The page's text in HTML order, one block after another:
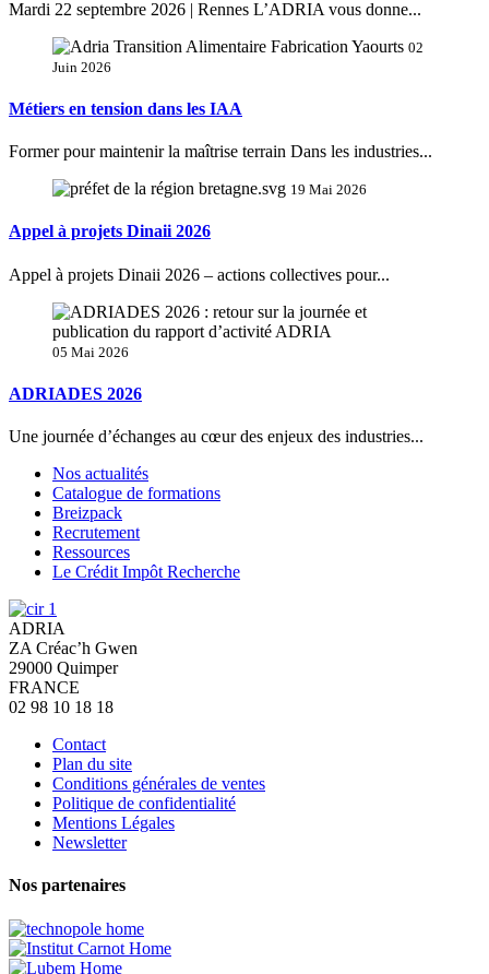
Mardi 22 septembre 2026 | Rennes L’ADRIA vous donne...
02
Juin 2026
Métiers en tension dans les IAA
Former pour maintenir la maîtrise terrain Dans les industries...
19 Mai 2026
Appel à projets Dinaii 2026
Appel à projets Dinaii 2026 – actions collectives pour...
05 Mai 2026
ADRIADES 2026
Une journée d’échanges au cœur des enjeux des industries...
Nos actualités
Catalogue de formations
Breizpack
Recrutement
Ressources
Le Crédit Impôt Recherche
ADRIA
ZA Créac’h Gwen
29000 Quimper
FRANCE
02 98 10 18 18
Contact
Plan du site
Conditions générales de ventes
Politique de confidentialité
Mentions Légales
Newsletter
Nos partenaires